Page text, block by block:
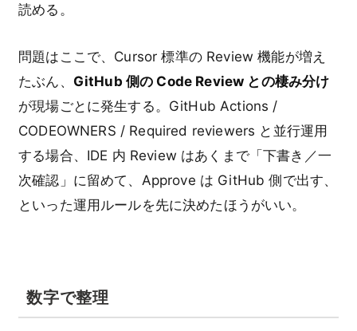
読める。
問題はここで、Cursor 標準の Review 機能が増え
たぶん、 GitHub 側の Code Review との棲み分け
が現場ごとに発生する。GitHub Actions /
CODEOWNERS / Required reviewers と並行運用
する場合、IDE 内 Review はあくまで「下書き／一
次確認」に留めて、Approve は GitHub 側で出す、
といった運用ルールを先に決めたほうがいい。
数字で整理